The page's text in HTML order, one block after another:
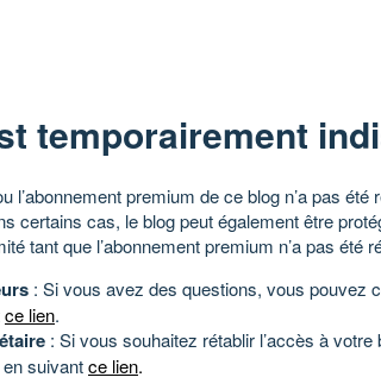
temporairement
l’abonnement premium de ce blog n’a pas
certains cas, le blog peut également être
tant que l’abonnement premium n’a pas été
: Si vous avez des questions, vous pouvez
ce lien.
: Si vous souhaitez rétablir l’accès à
suivantce lien.